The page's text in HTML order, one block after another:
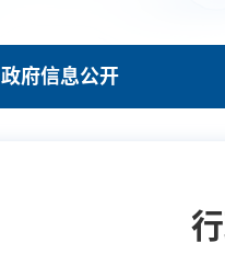
政府信息公开